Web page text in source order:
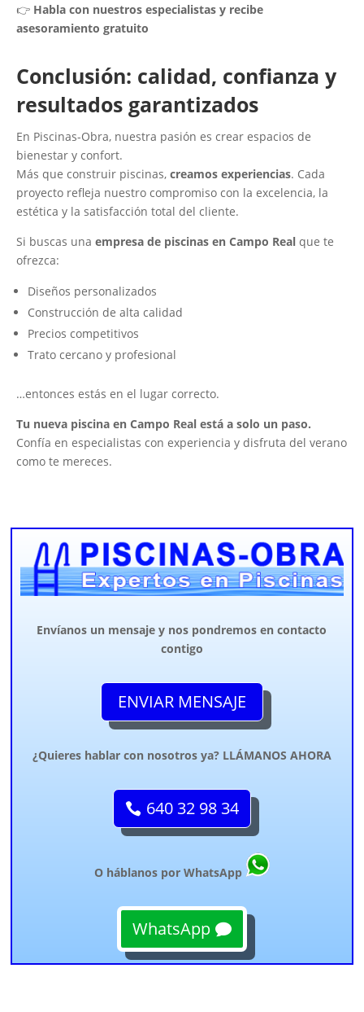
👉 Habla con nuestros especialistas y recibe
asesoramiento gratuito
Conclusión: calidad, confianza y
resultados garantizados
En Piscinas-Obra, nuestra pasión es crear espacios de
bienestar y confort.
Más que construir piscinas, creamos experiencias. Cada
proyecto refleja nuestro compromiso con la excelencia, la
estética y la satisfacción total del cliente.
Si buscas una empresa de piscinas en Campo Real que te
ofrezca:
Diseños personalizados
Construcción de alta calidad
Precios competitivos
Trato cercano y profesional
…entonces estás en el lugar correcto.
Tu nueva piscina en Campo Real está a solo un paso.
Confía en especialistas con experiencia y disfruta del verano
como te mereces.
Envíanos un mensaje y nos pondremos en contacto
contigo
ENVIAR MENSAJE
¿Quieres hablar con nosotros ya? LLÁMANOS AHORA
640 32 98 34
O háblanos por WhatsApp
WhatsApp